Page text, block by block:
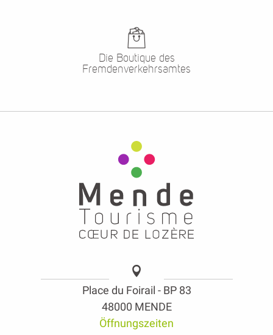
Die Boutique des
Fremdenverkehrsamtes
Place du Foirail - BP 83
48000 MENDE
Öffnungszeiten